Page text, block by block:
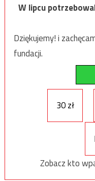
W lipcu
Dziękujemy! i
fundacji.
30 zł
Zobacz kto